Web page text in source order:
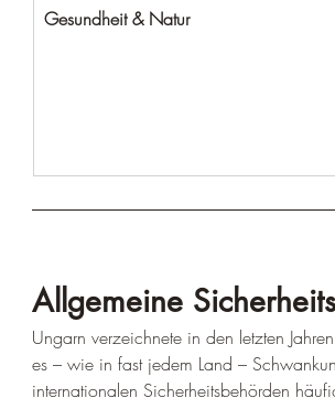
Gesundheit & Natur
Allgemeine
Ungarn verzeichnete in den letzten
es – wie in fast jedem Land –
internationalen Sicherheitsbehörden